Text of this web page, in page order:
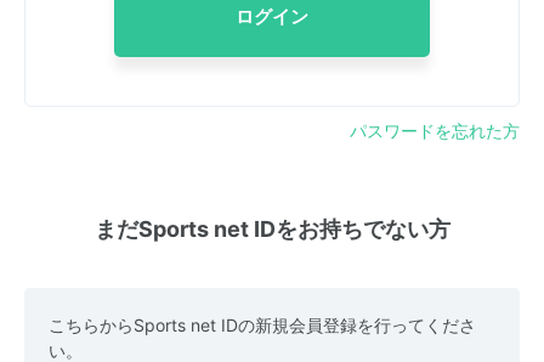
ログイン
パスワードを忘れた方
まだSports net IDをお持ちでない方
こちらからSports net IDの新規会員登録を行ってくださ
い。